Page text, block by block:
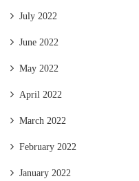
July 2022
June 2022
May 2022
April 2022
March 2022
February 2022
January 2022